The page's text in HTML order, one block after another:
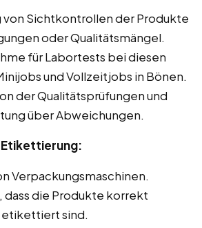
von Sichtkontrollen der Produkte
oder Qualitätsmängel.
für Labortests bei diesen
und Vollzeitjobs in Bönen.
der Qualitätsprüfungen und
über Abweichungen.
Verpackungsmaschinen.
dass die Produkte korrekt
sind.